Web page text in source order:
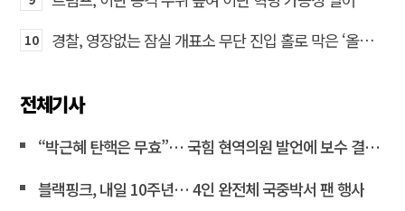
10 경찰, 영장없는 잠실 개표소 무단 진입 홀로 막은 ‘올다르크’ 불구속 송치
전체기사
“박근혜 탄핵은 무효”… 국힘 현역의원 발언에 보수 결집 목소리 고조
블랙핑크, 내일 10주년… 4인 완전체 국중박서 팬 행사